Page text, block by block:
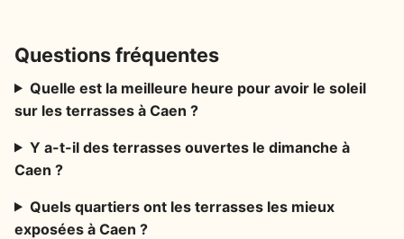
Questions fréquentes
Quelle est la meilleure heure pour avoir le soleil
sur les terrasses à Caen ?
Y a-t-il des terrasses ouvertes le dimanche à
Caen ?
Quels quartiers ont les terrasses les mieux
exposées à Caen ?